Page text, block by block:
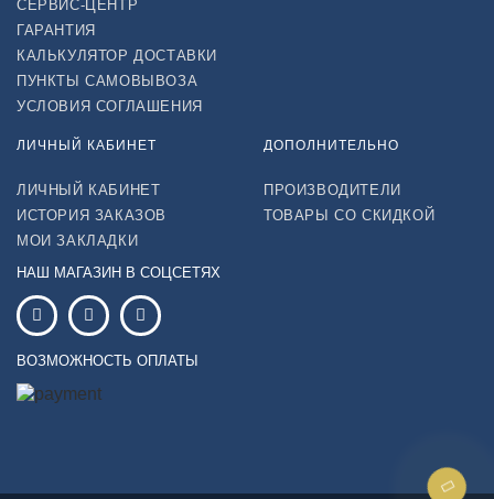
СЕРВИС-ЦЕНТР
ГАРАНТИЯ
КАЛЬКУЛЯТОР ДОСТАВКИ
ПУНКТЫ САМОВЫВОЗА
УСЛОВИЯ СОГЛАШЕНИЯ
ЛИЧНЫЙ КАБИНЕТ
ЛИЧНЫЙ КАБИНЕТ
ИСТОРИЯ ЗАКАЗОВ
МОИ ЗАКЛАДКИ
ДОПОЛНИТЕЛЬНО
ПРОИЗВОДИТЕЛИ
ТОВАРЫ СО СКИДКОЙ
НАШ МАГАЗИН В СОЦСЕТЯХ
ВОЗМОЖНОСТЬ ОПЛАТЫ